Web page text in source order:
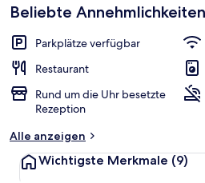
Beliebte Annehmlichkeiten
Parkplätze verfügbar
Restaurant
Rund um die Uhr besetzte
Rezeption
Alle anzeigen
Wichtigste Merkmale (9)